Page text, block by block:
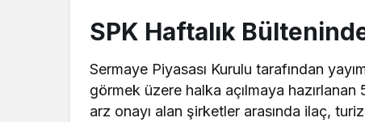
SPK Haftalık
Sermaye Piyasası Kurulu tarafından
görmek üzere halka açılmaya
arz onayı alan şirketler arasında ilaç,